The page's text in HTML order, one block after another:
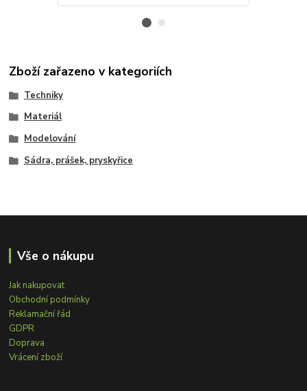
Zboží zařazeno v kategoriích
Techniky
Materiál
Modelování
Sádra, prášek, pryskyřice
Vše o nákupu
Jak nakupovat
Obchodní podmínky
Reklamační řád
GDPR
Doprava
Vrácení zboží